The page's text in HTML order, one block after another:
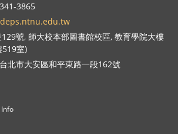
3865
號, 師大校本部圖書館校區, 教育學院大樓
519室)
北市大安區和平東路一段162號